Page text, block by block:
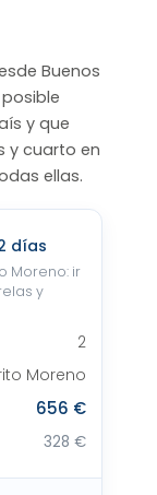
Buenos
y que
y cuarto en
ellas.
días
Moreno: ir
y
2
Moreno
656 €
328 €